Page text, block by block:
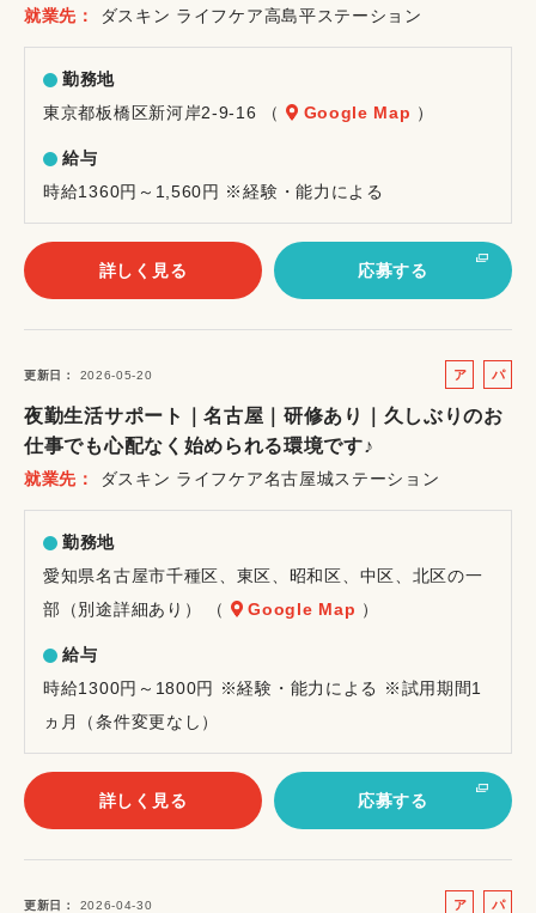
就業先 ダスキン ライフケア高島平ステーション
勤務地
東京都板橋区新河岸2-9-16 （
Google Map ）
給与
時給1360円～1,560円 ※経験・能力による
詳しく見る 応募する
更新日 2026-05-20
ア
バ
パ
ト
夜勤生活サポート｜名古屋｜研修あり｜久しぶりのお
仕事でも心配なく始められる環境です♪
就業先 ダスキン ライフケア名古屋城ステーション
勤務地
愛知県名古屋市千種区、東区、昭和区、中区、北区の一
部（別途詳細あり） （
Google Map ）
給与
時給1300円～1800円 ※経験・能力による ※試用期間1
ヵ月（条件変更なし）
詳しく見る 応募する
更新日 2026-04-30
ア
パ